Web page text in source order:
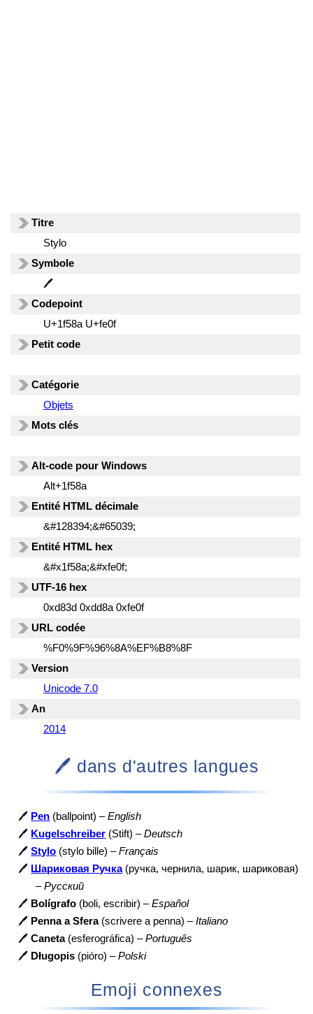
Titre
Stylo
Symbole
🖊️
Codepoint
U+1f58a U+fe0f
Petit code
Catégorie
Objets
Mots clés
Alt-code pour Windows
Alt+1f58a
Entité HTML décimale
&#128394;&#65039;
Entité HTML hex
&#x1f58a;&#xfe0f;
UTF-16 hex
0xd83d 0xdd8a 0xfe0f
URL codée
%F0%9F%96%8A%EF%B8%8F
Version
Unicode 7.0
An
2014
🖊️ dans d'autres langues
🖊️ Pen (ballpoint) –English
🖊️ Kugelschreiber (Stift) –Deutsch
🖊️ Stylo (stylo bille) –Français
🖊️ Шариковая Ручка(ручка, чернила, шарик, шариковая)
–Русский
🖊️ Bolígrafo (boli, escribir) –Español
🖊️ Penna a Sfera(scrivere a penna) –Italiano
🖊️ Caneta(esferográfica) –Português
🖊️ Długopis (pióro) –Polski
Emoji connexes